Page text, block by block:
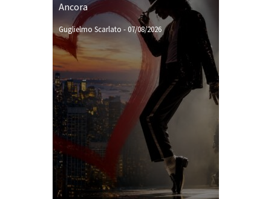
Ancora
Guglielmo Scarlato -07/08/2026